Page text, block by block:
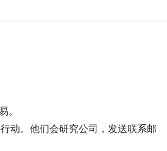
。
动。他们会研究公司，发送联系邮